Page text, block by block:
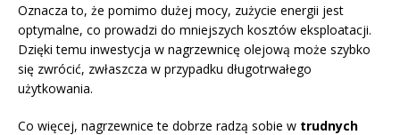
Oznacza to, że pomimo dużej mocy, zużycie energii jest
optymalne, co prowadzi do mniejszych kosztów eksploatacji.
Dzięki temu inwestycja w nagrzewnicę olejową może szybko
się zwrócić, zwłaszcza w przypadku długotrwałego
użytkowania.
Co więcej, nagrzewnice te dobrze radzą sobie w trudnych